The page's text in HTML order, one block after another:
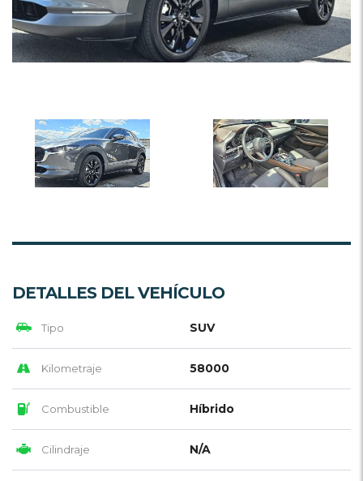
DETALLES DEL VEHÍCULO
Tipo SUV
Kilometraje 58000
Combustible Híbrido
Cilindraje N/A